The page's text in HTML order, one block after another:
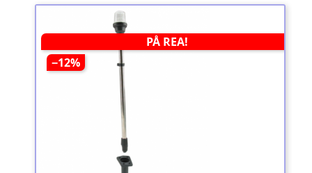
PÅ REA!
−12%